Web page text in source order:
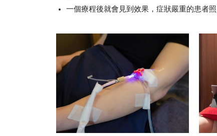
一個療程後就會見到效果，症狀嚴重的患者